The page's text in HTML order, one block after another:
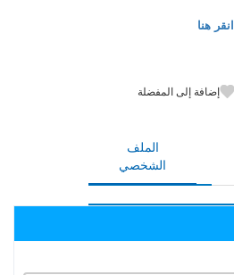
انقر هنا
إضافة إلى المفضلة
الملف
الشخصي